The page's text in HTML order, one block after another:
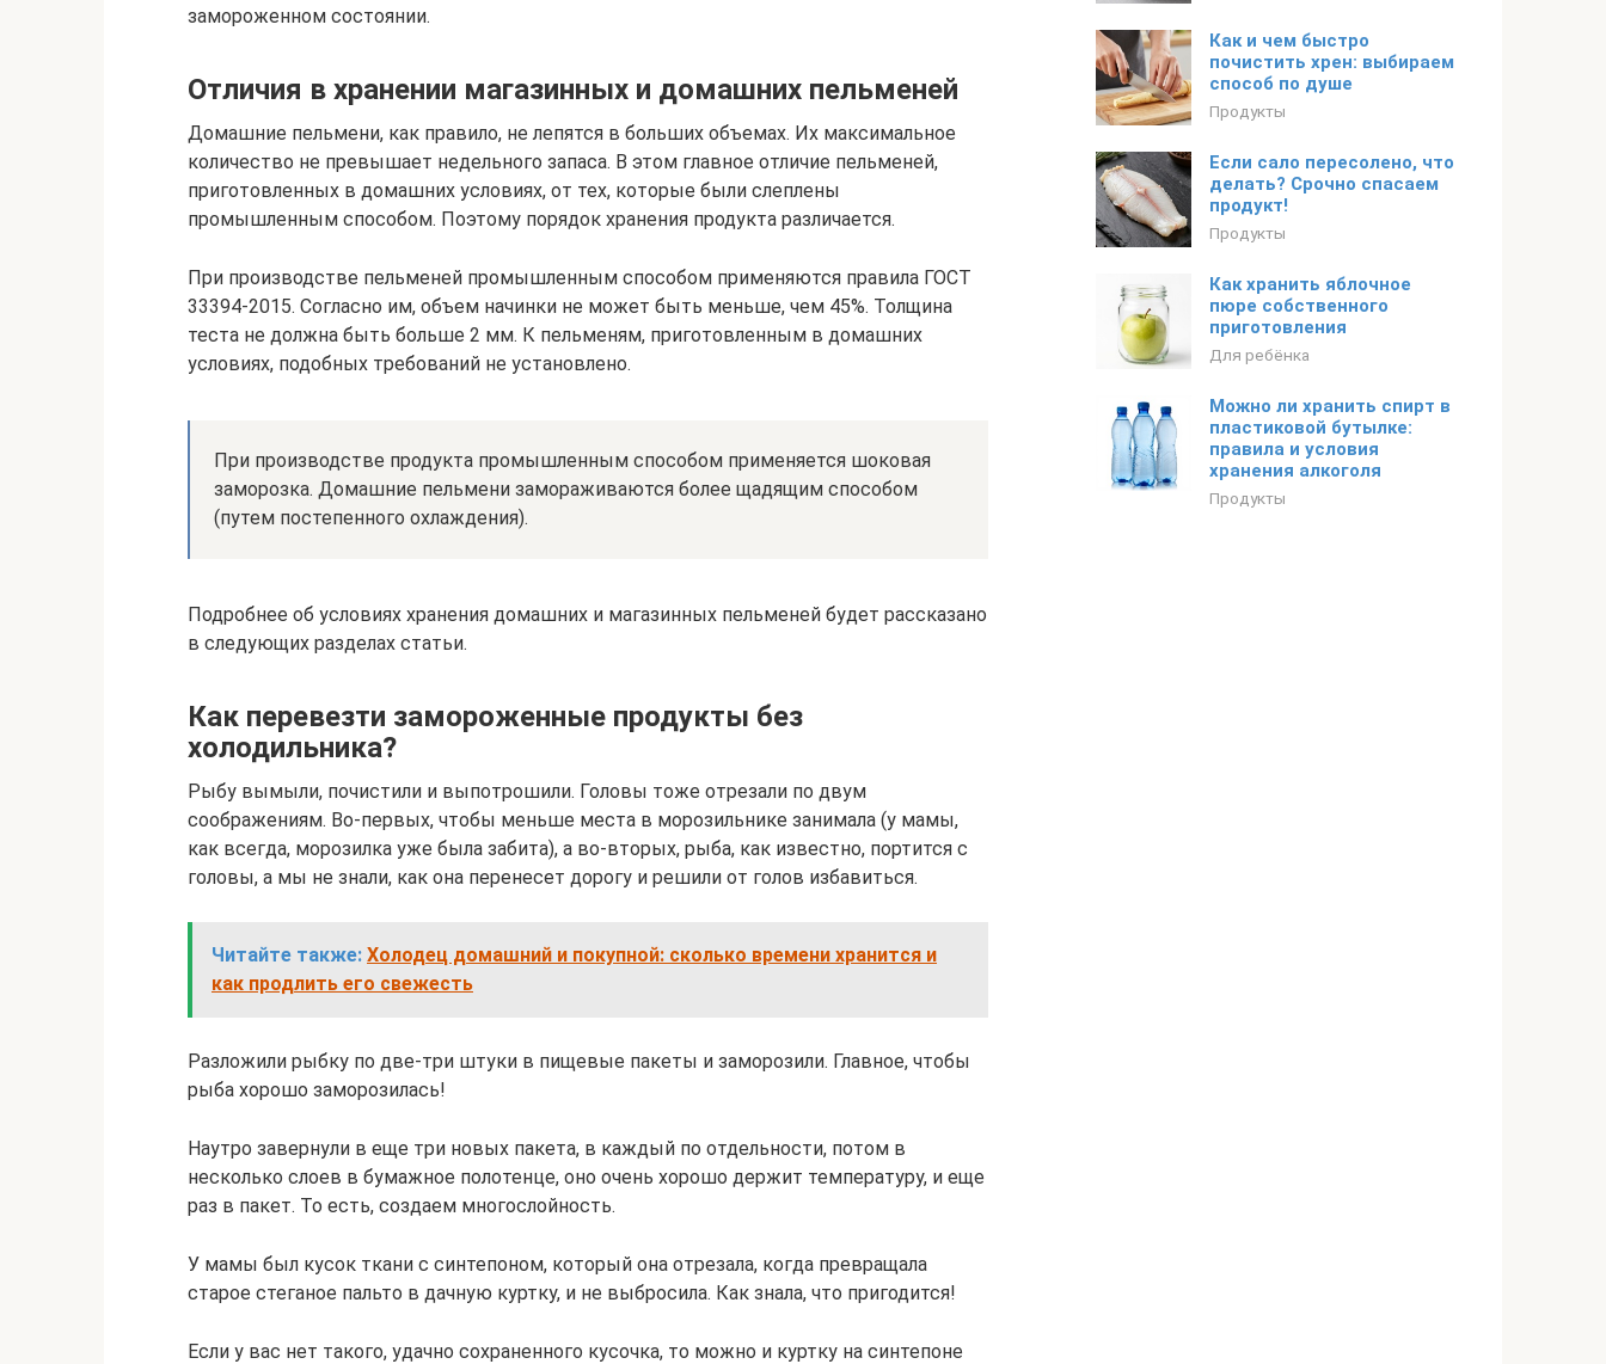
замороженном состоянии.
Отличия в хранении магазинных и домашних пельменей
Домашние пельмени, как правило, не лепятся в больших объемах. Их максимальное
количество не превышает недельного запаса. В этом главное отличие пельменей,
приготовленных в домашних условиях, от тех, которые были слеплены
промышленным способом. Поэтому порядок хранения продукта различается.
При производстве пельменей промышленным способом применяются правила ГОСТ
33394-2015. Согласно им, объем начинки не может быть меньше, чем 45%. Толщина
теста не должна быть больше 2 мм. К пельменям, приготовленным в домашних
условиях, подобных требований не установлено.
При производстве продукта промышленным способом применяется шоковая
заморозка. Домашние пельмени замораживаются более щадящим способом
(путем постепенного охлаждения).
Подробнее об условиях хранения домашних и магазинных пельменей будет рассказано
в следующих разделах статьи.
Как перевезти замороженные продукты без
холодильника?
Рыбу вымыли, почистили и выпотрошили. Головы тоже отрезали по двум
соображениям. Во-первых, чтобы меньше места в морозильнике занимала (у мамы,
как всегда, морозилка уже была забита), а во-вторых, рыба, как известно, портится с
головы, а мы не знали, как она перенесет дорогу и решили от голов избавиться.
Читайте также: Холодец домашний и покупной: сколько времени хранится и
как продлить его свежесть
Разложили рыбку по две-три штуки в пищевые пакеты и заморозили. Главное, чтобы
рыба хорошо заморозилась!
Наутро завернули в еще три новых пакета, в каждый по отдельности, потом в
несколько слоев в бумажное полотенце, оно очень хорошо держит температуру, и еще
раз в пакет. То есть, создаем многослойность.
У мамы был кусок ткани с синтепоном, который она отрезала, когда превращала
старое стеганое пальто в дачную куртку, и не выбросила. Как знала, что пригодится!
Если у вас нет такого, удачно сохраненного кусочка, то можно и куртку на синтепоне
Как и чем быстро
почистить хрен: выбираем
способ по душе
Продукты
Если сало пересолено, что
делать? Срочно спасаем
продукт!
Продукты
Как хранить яблочное
пюре собственного
приготовления
Для ребёнка
Можно ли хранить спирт в
пластиковой бутылке:
правила и условия
хранения алкоголя
Продукты